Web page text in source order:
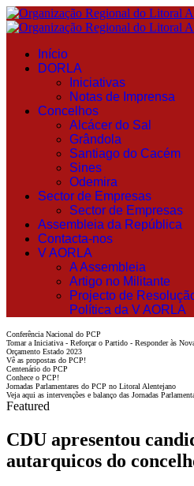
Início
DORLA
Iniciativas
Notas de Imprensa
Concelhos
Alcácer do Sal
Grândola
Santiago do Cacém
Sines
Odemira
Sector de Empresas
Sector de Empresas
Assembleia da República
Contacta-nos
V AORLA
A Assembleia
Artigo no Militante
Projecto de
Política da V AORLA
Conferência Nacional do PCP
Tomar a Iniciativa - Reforçar o Partido - Responder às
Orçamento Estado 2023
Vê as propostas do PCP!
Centenário do PCP
Conhece o PCP!
Jornadas Parlamentares do PCP no Litoral Alentejano
Veja aqui as intervenções e balanço das Jornadas
Featured
CDU apresentou
autarquicos do